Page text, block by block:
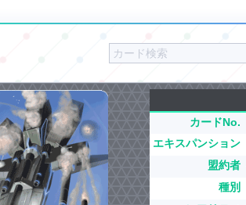
カードNo.
エキスパンション
盟約者
種別